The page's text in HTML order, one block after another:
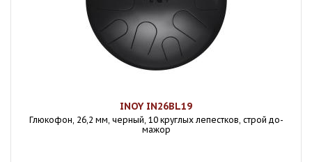
INOY IN26BL19
Глюкофон, 26,2 мм, черный, 10 круглых лепестков, строй до-
мажор